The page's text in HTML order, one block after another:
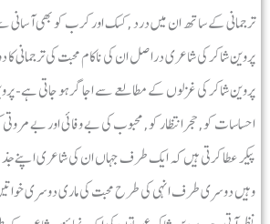
ترجمانی کے ساتھ ان میں درد ,کسک اور کرب کو بھی آسانی
پروین شاکر کی شاعری دراصل ان کی ناکام محبت کی ترجمانی
پروین شاکر کی غزلوں کے مطالعے سے اجاگر ہو جاتی ہے-
احساسات کو,حجر انتظار کو, محبوب کی بے وفائی اور بے
پیکر عطا کرتی ہیں کہ ایک طرف جہاں ان کی شاعری اپنے
وہیں دوسری طرف انہی کی طرح محبت کی ماری دوسری